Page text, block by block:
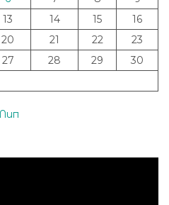
13 14 15
16
20 21 22
23
27 28 29
30